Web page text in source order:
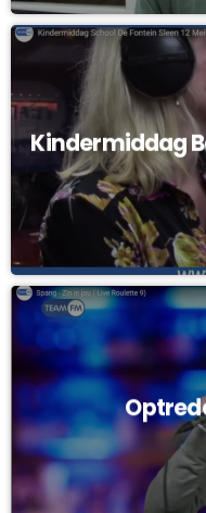
Kindermiddag